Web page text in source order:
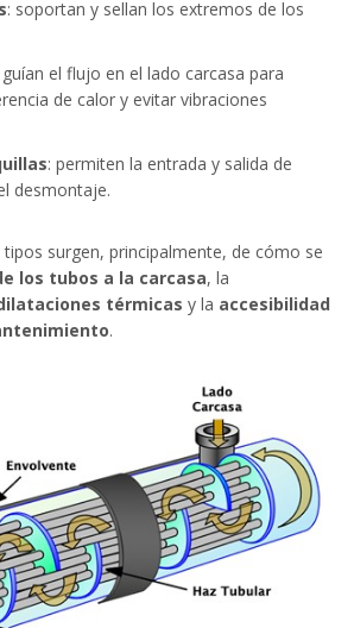
: soportan y sellan los extremos de los
guían el flujo en el lado carcasa para
de calor y evitar vibraciones
: permiten la entrada y salida de
desmontaje.
surgen, principalmente, de cómo se
los tubos a la carcasa, la
térmicas y la accesibilidad
.